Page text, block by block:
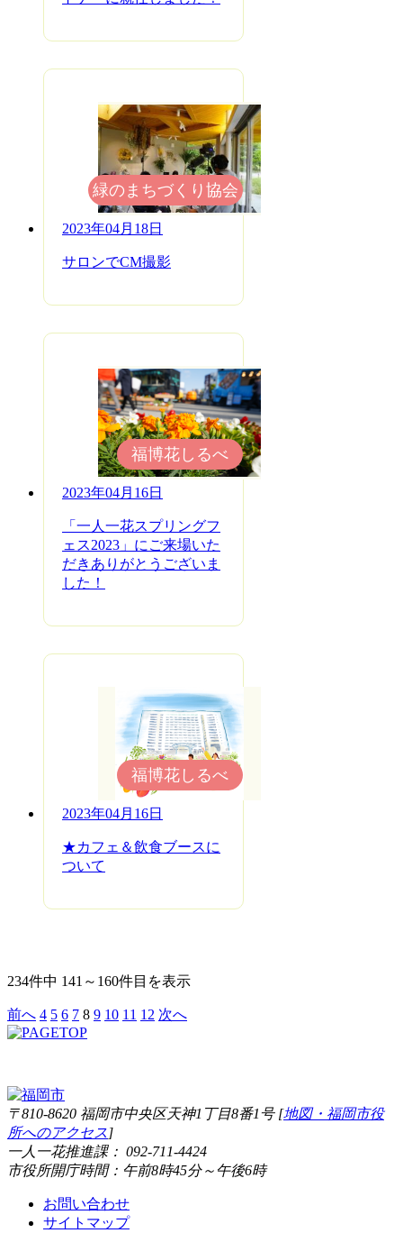
2023年04月18日
サロンでCM撮影
緑のまちづくり協会
2023年04月16日
「一人一花スプリングフ
ェス2023」にご来場いた
だきありがとうございま
した！
福博花しるべ
2023年04月16日
★カフェ＆飲食ブースに
ついて
福博花しるべ
234件中 141～160件目を表示
前へ 4 5 6 7 8 9 10 11 12 次へ
〒810-8620 福岡市中央区天神1丁目8番1号 [地図・福岡市役
所へのアクセス]
一人一花推進課： 092-711-4424
市役所開庁時間：午前8時45分～午後6時
お問い合わせ
サイトマップ